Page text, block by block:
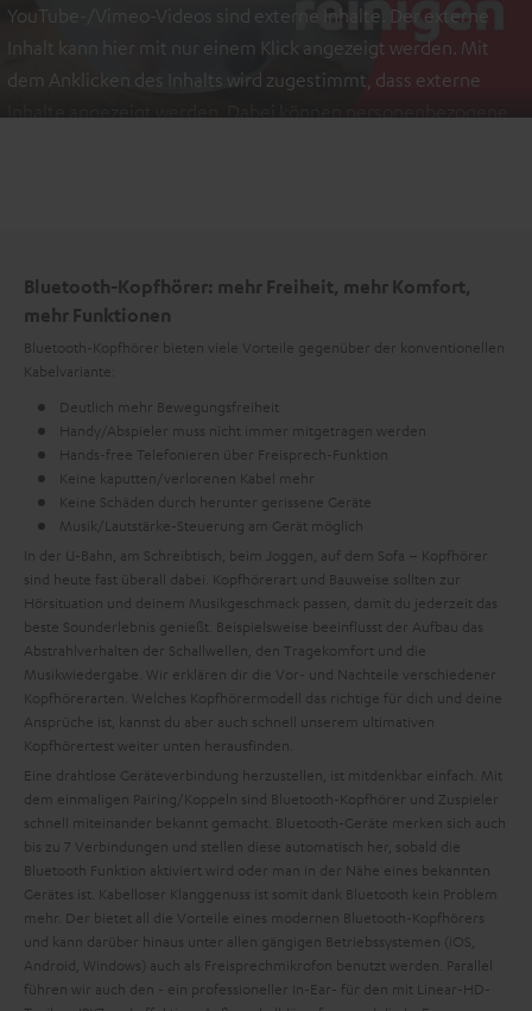
YouTube-/Vimeo-Videos sind externe Inhalte. Der externe
Inhalt kann hier mit nur einem Klick angezeigt werden. Mit
dem Anklicken des Inhalts wird zugestimmt, dass externe
Inhalte angezeigt werden. Dabei können personenbezogene
Bluetooth-Kopfhörer: mehr Freiheit, mehr Komfort,
mehr Funktionen
Bluetooth-Kopfhörer bieten viele Vorteile gegenüber der konventionellen
Kabelvariante:
Deutlich mehr Bewegungsfreiheit
Handy/Abspieler muss nicht immer mitgetragen werden
Hands-free Telefonieren über Freisprech-Funktion
Keine kaputten/verlorenen Kabel mehr
Keine Schäden durch herunter gerissene Geräte
Musik/Lautstärke-Steuerung am Gerät möglich
In der U-Bahn, am Schreibtisch, beim Joggen, auf dem Sofa – Kopfhörer
sind heute fast überall dabei. Kopfhörerart und Bauweise sollten zur
Hörsituation und deinem Musikgeschmack passen, damit du jederzeit das
beste Sounderlebnis genießt. Beispielsweise beeinflusst der Aufbau das
Abstrahlverhalten der Schallwellen, den Tragekomfort und die
Musikwiedergabe. Wir erklären dir die Vor- und Nachteile verschiedener
Kopfhörerarten. Welches Kopfhörermodell das richtige für dich und deine
Ansprüche ist, kannst du aber auch schnell unserem ultimativen
Kopfhörertest weiter unten herausfinden.
Eine drahtlose Geräteverbindung herzustellen, ist mitdenkbar einfach. Mit
dem einmaligen Pairing/Koppeln sind Bluetooth-Kopfhörer und Zuspieler
schnell miteinander bekannt gemacht. Bluetooth-Geräte merken sich auch
bis zu 7 Verbindungen und stellen diese automatisch her, sobald die
Bluetooth Funktion aktiviert wird oder man in der Nähe eines bekannten
Gerätes ist. Kabelloser Klanggenuss ist somit dank Bluetooth kein Problem
mehr. Der bietet all die Vorteile eines modernen Bluetooth-Kopfhörers
und kann darüber hinaus unter allen gängigen Betriebssystemen (iOS,
Android, Windows) auch als Freisprechmikrofon benutzt werden. Parallel
führen wir auch den - ein professioneller In-Ear- für den mit Linear-HD-